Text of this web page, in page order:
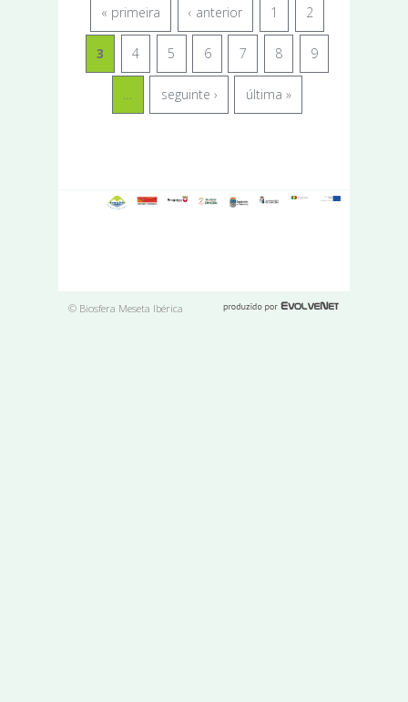
« primeira ‹ anterior 1 2
3 4 5 6 7 8 9
… seguinte › última »
© Biosfera Meseta Ibérica